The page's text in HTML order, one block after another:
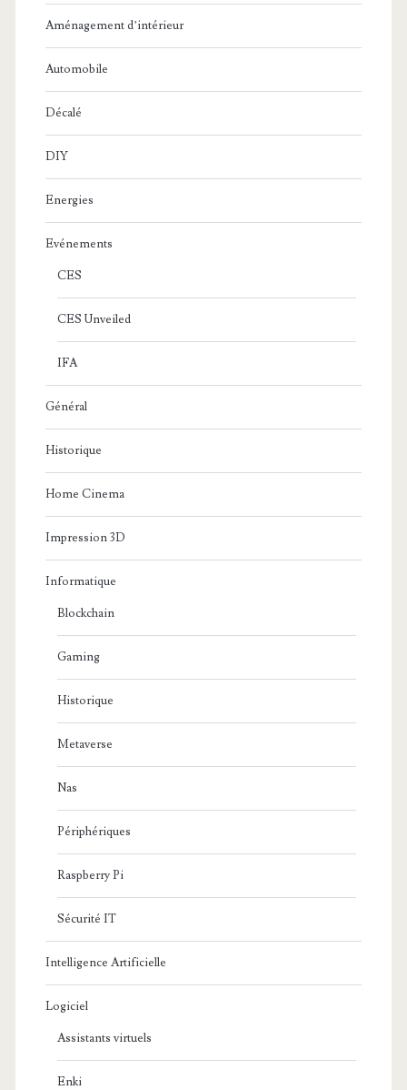
Aménagement d’intérieur
Automobile
Décalé
DIY
Energies
Evénements
CES
CES Unveiled
IFA
Général
Historique
Home Cinema
Impression 3D
Informatique
Blockchain
Gaming
Historique
Metaverse
Nas
Périphériques
Raspberry Pi
Sécurité IT
Intelligence Artificielle
Logiciel
Assistants virtuels
Enki